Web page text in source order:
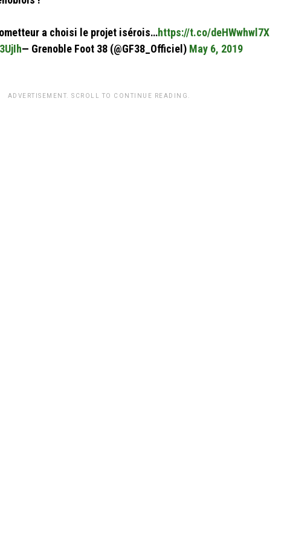
a choisi le projet isérois…https://t.co/deHWwhwl7X
— Grenoble Foot 38 (@GF38_Officiel) May 6, 2019
ADVERTISEMENT. SCROLL TO CONTINUE READING.